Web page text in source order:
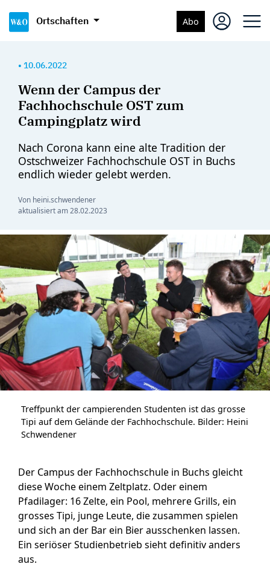
Ortschaften Abo
• 10.06.2022
Wenn der Campus der
Fachhochschule OST zum
Campingplatz wird
Nach Corona kann eine alte Tradition der
Ostschweizer Fachhochschule OST in Buchs
endlich wieder gelebt werden.
Von heini.schwendener
aktualisiert am28.02.2023
Treffpunkt der campierenden Studenten ist das grosse
Tipi auf dem Gelände der Fachhochschule. Bilder: Heini
Schwendener
Der Campus der Fachhochschule in Buchs gleicht
diese Woche einem Zeltplatz. Oder einem
Pfadilager: 16 Zelte, ein Pool, mehrere Grills, ein
grosses Tipi, junge Leute, die zusammen spielen
und sich an der Bar ein Bier ausschenken lassen.
Ein seriöser Studienbetrieb sieht definitiv anders
aus.